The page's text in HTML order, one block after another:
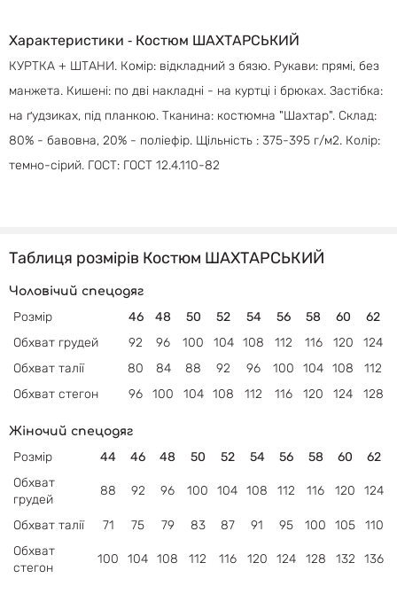
Характеристики ‐ Костюм ШАХТАРСЬКИЙ
КУРТКА + ШТАНИ. Комір: відкладний з бязю. Рукави: прямі, без
манжета. Кишені: по дві накладні - на куртці і брюках. Застібка:
на ґудзиках, під планкою. Тканина: костюмна "Шахтар". Склад:
80% - бавовна, 20% - поліефір. Щільність : 375-395 г/м2. Колір:
темно-сірий. ГОСТ: ГОСТ 12.4.110-82
Таблиця розмірів Костюм ШАХТАРСЬКИЙ
Чоловічий спецодяг
Розмір 46 48 50 52 54 56 58 60
62
Обхват грудей
92 96 100 104 108 112 116 120
124
Обхват талії
80 84 88 92 96 100 104 108
112
Обхват стегон 96 100 104 108 112 116 120 124 128
Жіночий спецодяг
Розмір 44 46 48 50 52 54 56 58 60
62
Обхват
грудей
88 92 96 100 104 108 112 116 120 124
Обхват талії 71 75 79 83 87 91 95 100 105
110
Обхват
стегон
100 104 108 112 116 120 124 128 132 136